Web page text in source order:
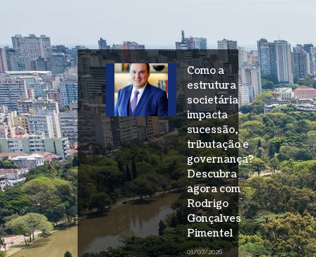
Como a
estrutura
societária
impacta
sucessão,
tributação e
governança?
Descubra
agora com
Rodrigo
Gonçalves
Pimentel
01/07/2026